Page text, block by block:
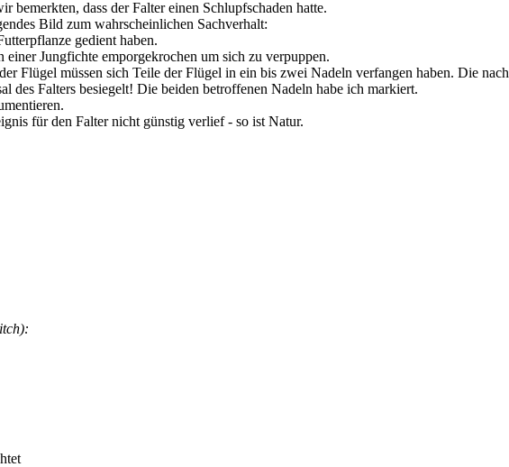
bemerkten, dass der Falter einen Schlupfschaden hatte.
Bild zum wahrscheinlichen Sachverhalt:
gedient haben.
Jungfichte emporgekrochen um sich zu verpuppen.
Flügel müssen sich Teile der Flügel in ein bis zwei Nadeln verfangen haben. Die
des Falters besiegelt! Die beiden betroffenen Nadeln habe ich markiert.
für den Falter nicht günstig verlief - so ist Natur.